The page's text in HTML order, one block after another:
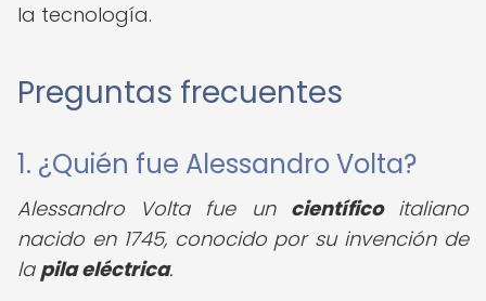
la tecnología.
Preguntas frecuentes
1. ¿Quién fue Alessandro Volta?
Alessandro Volta fue un científicoitaliano
nacido en 1745, conocido por su invención de
la pila eléctrica.